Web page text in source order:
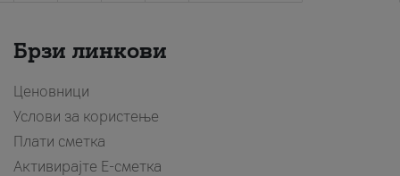
Брзи линкови
Ценовници
Услови за користење
Плати сметка
Активирајте Е-сметка